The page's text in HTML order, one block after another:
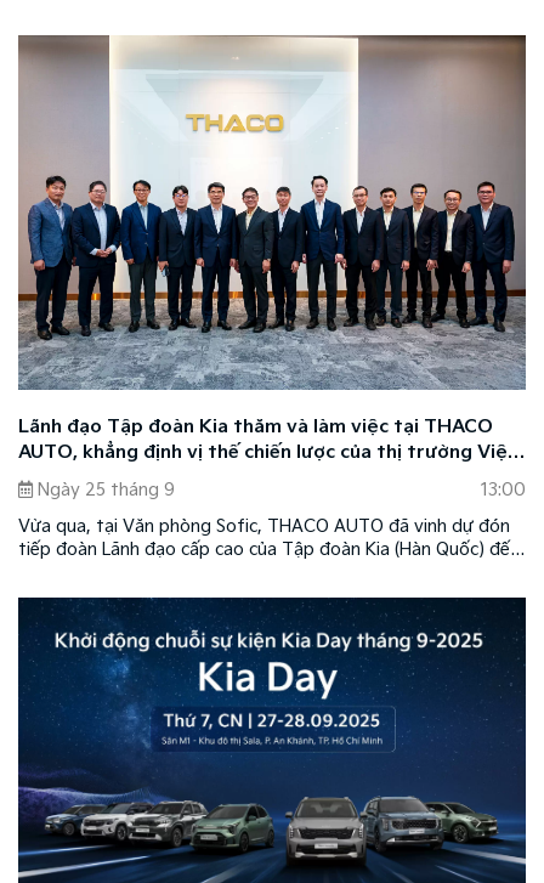
thời, mẫu xe cũng là sự kết hợp hoàn hảo giữa công nghệ
xanh Hybrid và không gian cá nhân hóa theo phong cách của
chủ nhân, tôn vinh đẳng cấp của chủ sở hữu.
Lãnh đạo Tập đoàn Kia thăm và làm việc tại THACO
AUTO, khẳng định vị thế chiến lược của thị trường Việt
Nam
Ngày 25 tháng 9
13:00
Vừa qua, tại Văn phòng Sofic, THACO AUTO đã vinh dự đón
tiếp đoàn Lãnh đạo cấp cao của Tập đoàn Kia (Hàn Quốc) đến
quan hệ hợp tác chiến lược và thảo luận về kế hoạch phát
triển thương hiệu Kia tại Việt Nam trong giai đoạn mới.